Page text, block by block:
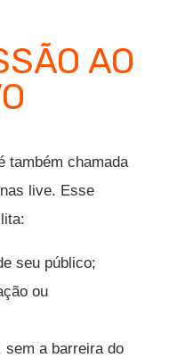
AO
também chamada
live. Esse
seu público;
ou
a barreira do